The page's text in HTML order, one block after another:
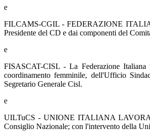
e
FILCAMS-CGIL - FEDERAZIONE
Presidente del CD e dai componenti del
e
FISASCAT-CISL - La Federazione
coordinamento femminile, dell'Ufficio
Segretario Generale Cisl.
e
UILTuCS - UNIONE ITALIANA
Consiglio Nazionale; con l'intervento della